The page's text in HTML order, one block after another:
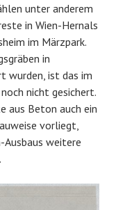
unter anderem
in Wien-Hernals
im Märzpark.
in
wurden, ist das im
nicht gesichert.
aus Beton auch ein
vorliegt,
weitere